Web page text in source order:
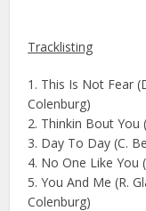
Tracklisting
1. This Is Not Fear
Colenburg)
2. Thinkin Bout You
3. Day To Day (C.
4. No One Like You
5. You And Me (R.
Colenburg)